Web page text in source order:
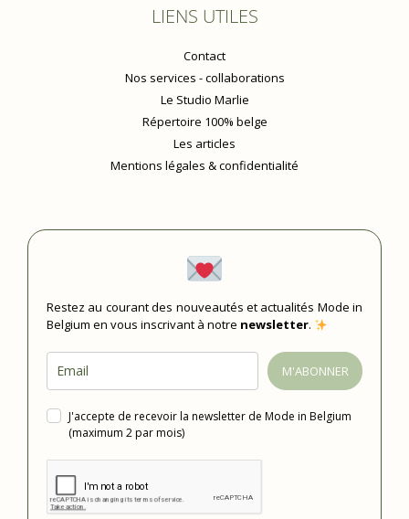
LIENS UTILES
Contact
Nos services - collaborations
Le Studio Marlie
Répertoire 100% belge
Les articles
Mentions légales & confidentialité
Restez au courant des nouveautés et actualités Mode in
Belgium en vous inscrivant à notre newsletter.
M'ABONNER
J'accepte de recevoir la newsletter de Mode in Belgium
(maximum 2 par mois)